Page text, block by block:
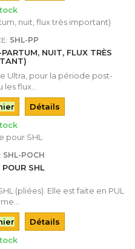
SHL-PP
NUIT, FLUX TRÈS
Ultra, pour la période post-
flux...
Détails
SHL-POCH
SHL
(pliées). Elle est faite en PUL
Détails